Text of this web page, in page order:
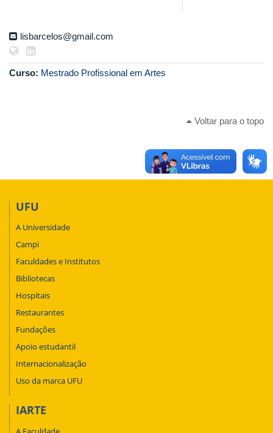
lisbarcelos@gmail.com
Curso: Mestrado Profissional em Artes
Voltar para o topo
UFU
A Universidade
Campi
Faculdades e Institutos
Bibliotecas
Hospitais
Restaurantes
Fundações
Apoio estudantil
Internacionalização
Uso da marca UFU
IARTE